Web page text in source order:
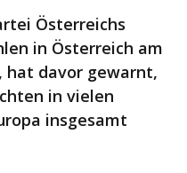
Österreichs
in Österreich am
hat davor gewarnt,
in vielen
insgesamt